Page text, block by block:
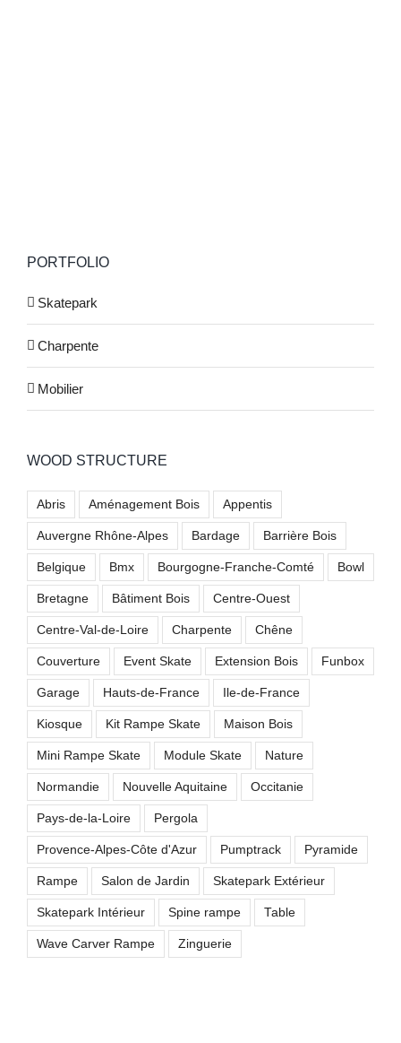
PORTFOLIO
Skatepark
Charpente
Mobilier
WOOD STRUCTURE
Abris Aménagement Bois Appentis
Auvergne Rhône-Alpes Bardage Barrière Bois
Belgique Bmx Bourgogne-Franche-Comté Bowl
Bretagne Bâtiment Bois Centre-Ouest
Centre-Val-de-Loire Charpente Chêne
Couverture Event Skate Extension Bois Funbox
Garage Hauts-de-France Ile-de-France
Kiosque Kit Rampe Skate Maison Bois
Mini Rampe Skate Module Skate Nature
Normandie Nouvelle Aquitaine Occitanie
Pays-de-la-Loire Pergola
Provence-Alpes-Côte d'Azur Pumptrack Pyramide
Rampe Salon de Jardin Skatepark Extérieur
Skatepark Intérieur Spine rampe Table
Wave Carver Rampe Zinguerie